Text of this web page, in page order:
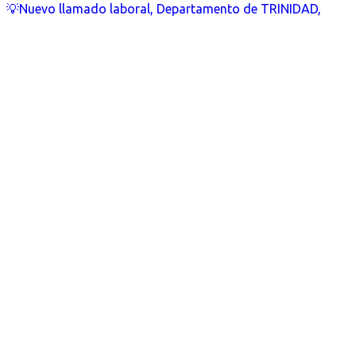
💡Nuevo llamado laboral, Departamento de TRINIDAD,